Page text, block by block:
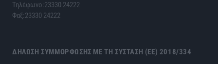
Τηλέφωνο:23330 24222
Φαξ:23330 24222
ΔΉΛΩΣΗ ΣΥΜΜΌΡΦΩΣΗΣ ΜΕ ΤΗ ΣΎΣΤΑΣΗ (ΕΕ) 2018/334